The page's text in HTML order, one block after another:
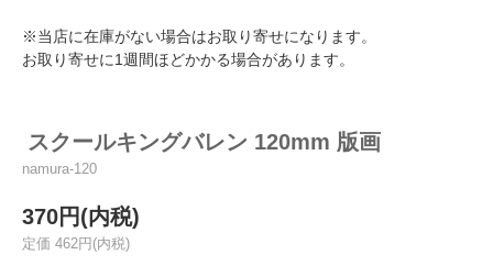
※当店に在庫がない場合はお取り寄せになります。
お取り寄せに1週間ほどかかる場合があります。
スクールキングバレン 120mm 版画
namura-120
370円(内税)
定価 462円(内税)